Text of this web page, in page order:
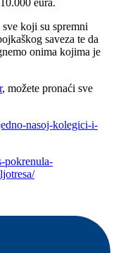
koji su spremni
saveza te da
onima kojima je
, možete pronaći sve
nasoj-kolegici-i-
pokrenula-